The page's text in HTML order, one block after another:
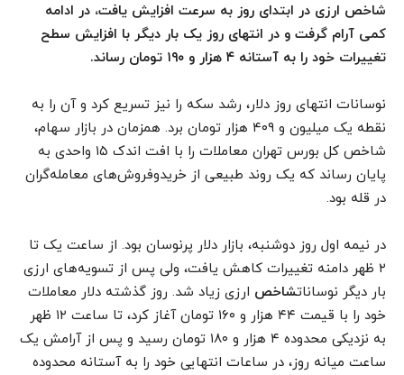
شاخص ارزی در ابتدای روز به سرعت افزایش یافت، در ادامه
کمی آرام گرفت و در انتهای روز یک بار دیگر با افزایش سطح
تغییرات خود را به آستانه ۴ هزار و ۱۹۰ تومان رساند.
نوسانات انتهای روز دلار، رشد سکه را نیز تسریع کرد و آن را به
نقطه یک میلیون و ۴۰۹ هزار تومان برد. همزمان در بازار سهام،
شاخص کل بورس تهران معاملات را با افت اندک ۱۵ واحدی به
پایان رساند که یک روند طبیعی از خریدوفروش‌های معامله‌گران
در قله بود.
در نیمه اول روز دوشنبه، بازار دلار پرنوسان بود. از ساعت یک تا
۲ ظهر دامنه تغییرات کاهش یافت، ولی پس از تسویه‌های ارزی
بار دیگر نوساناتشاخص ارزی زیاد شد. روز گذشته دلار معاملات
خود را با قیمت ۴۴ هزار و ۱۶۰ تومان آغاز کرد، تا ساعت ۱۲ ظهر
به نزدیکی محدوده ۴ هزار و ۱۸۰ تومان رسید و پس از آرامش یک
ساعت میانه روز، در ساعات انتهایی خود را به آستانه محدوده